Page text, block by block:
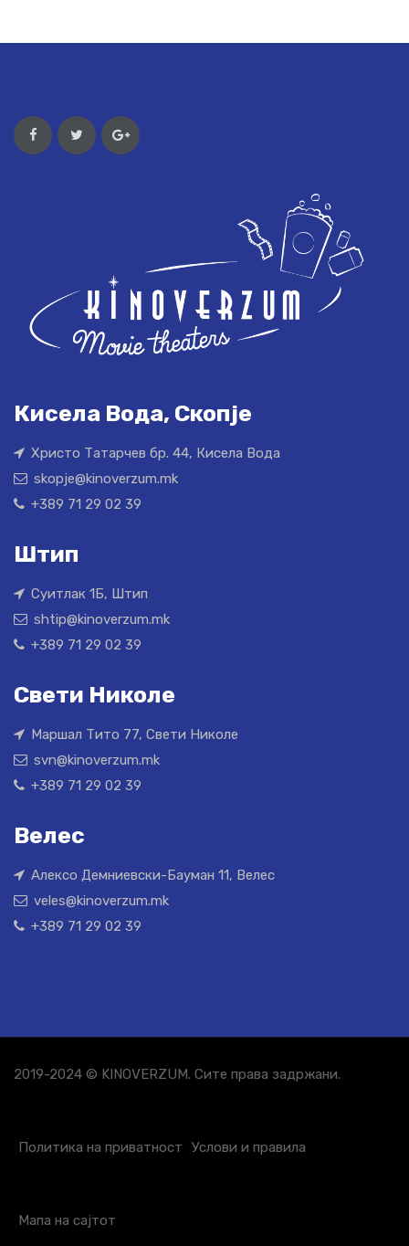
Кисела Вода, Скопје
Христо Татарчев бр. 44, Кисела Вода
skopje@kinoverzum.mk
+389 71 29 02 39
Штип
Суитлак 1Б, Штип
shtip@kinoverzum.mk
+389 71 29 02 39
Свети Николе
Маршал Тито 77, Свети Николе
svn@kinoverzum.mk
+389 71 29 02 39
Велес
Алексо Демниевски-Бауман 11, Велес
veles@kinoverzum.mk
+389 71 29 02 39
2019-2024 © KINOVERZUM. Сите права задржани.
Политика на приватност Услови и правила
Мапа на сајтот